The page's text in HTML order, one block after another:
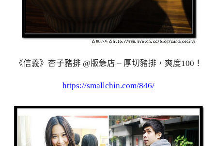
《信義》杏子豬排 @版急店 – 厚切豬排，爽度100！
https://smallchin.com/846/